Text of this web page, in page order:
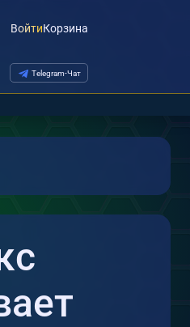
ВойтиКорзина
Telegram-Чат